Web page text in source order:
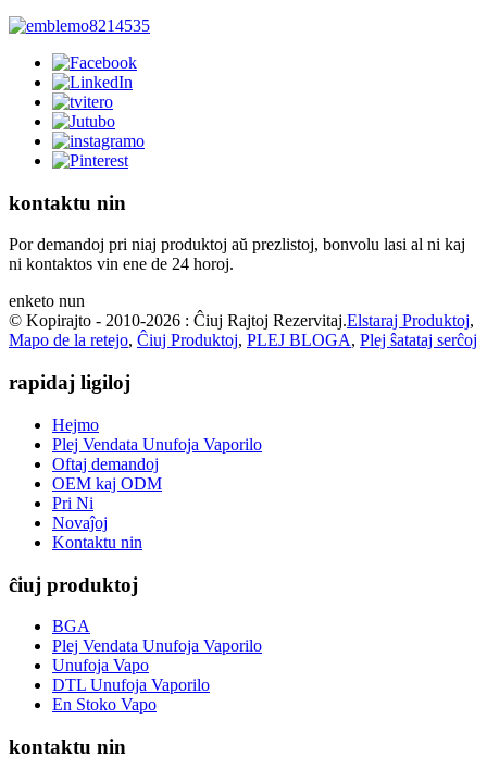
kontaktu nin
Por demandoj pri niaj produktoj aŭ prezlistoj, bonvolu lasi al ni kaj
ni kontaktos vin ene de 24 horoj.
enketo nun
© Kopirajto - 2010-2026 : Ĉiuj Rajtoj Rezervitaj.Elstaraj Produktoj,
Mapo de la retejo, Ĉiuj Produktoj, PLEJ BLOGA, Plej ŝatataj serĉoj
rapidaj ligiloj
Hejmo
Plej Vendata Unufoja Vaporilo
Oftaj demandoj
OEM kaj ODM
Pri Ni
Novaĵoj
Kontaktu nin
ĉiuj produktoj
BGA
Plej Vendata Unufoja Vaporilo
Unufoja Vapo
DTL Unufoja Vaporilo
En Stoko Vapo
kontaktu nin